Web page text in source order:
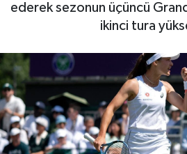
ederek sezonun üçüncü
ikinci tura